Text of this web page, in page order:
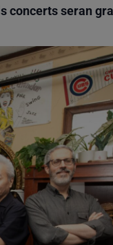
concerts seran